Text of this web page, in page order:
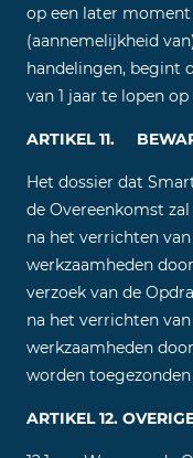
op een later
(aannemelijkheid
handelingen, begint
van 1 jaar te lopen
ARTIKEL 11.
Het dossier dat
de Overeenkomst
na het verrichten
werkzaamheden
verzoek van de
na het verrichten
werkzaamheden
worden toegezonden
ARTIKEL 12.